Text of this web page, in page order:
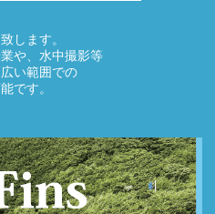
します。
や、水中撮影等
い範囲での
です。